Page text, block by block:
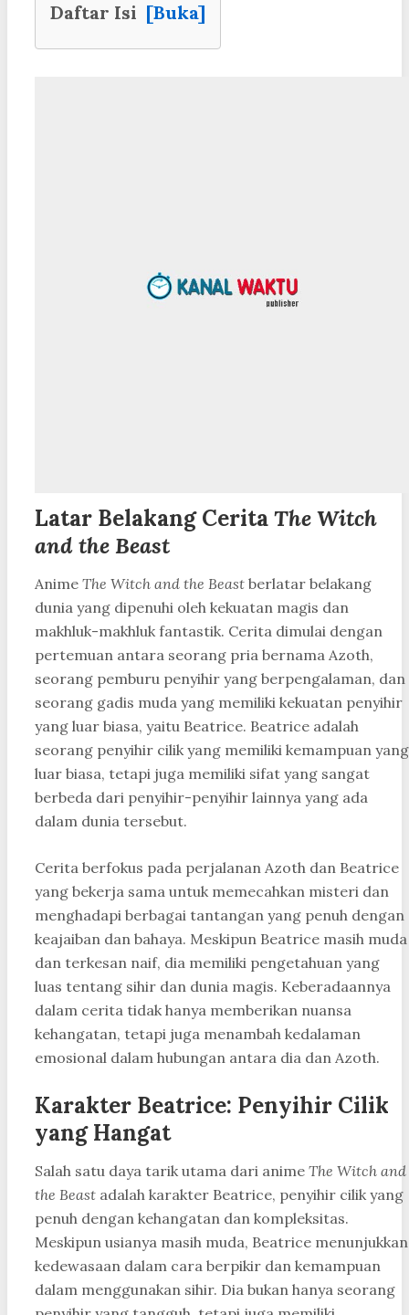
Daftar Isi [Buka]
Latar Belakang CeritaThe Witch
and the Beast
Anime The Witch and the Beast berlatar belakang
dunia yang dipenuhi oleh kekuatan magis dan
makhluk-makhluk fantastik. Cerita dimulai dengan
pertemuan antara seorang pria bernama Azoth,
seorang pemburu penyihir yang berpengalaman, dan
seorang gadis muda yang memiliki kekuatan penyihir
yang luar biasa, yaitu Beatrice. Beatrice adalah
seorang penyihir cilik yang memiliki kemampuan yang
luar biasa, tetapi juga memiliki sifat yang sangat
berbeda dari penyihir-penyihir lainnya yang ada
dalam dunia tersebut.
Cerita berfokus pada perjalanan Azoth dan Beatrice
yang bekerja sama untuk memecahkan misteri dan
menghadapi berbagai tantangan yang penuh dengan
keajaiban dan bahaya. Meskipun Beatrice masih muda
dan terkesan naif, dia memiliki pengetahuan yang
luas tentang sihir dan dunia magis. Keberadaannya
dalam cerita tidak hanya memberikan nuansa
kehangatan, tetapi juga menambah kedalaman
emosional dalam hubungan antara dia dan Azoth.
Karakter Beatrice: Penyihir Cilik
yang Hangat
Salah satu daya tarik utama dari anime The Witch and
the Beast adalah karakter Beatrice, penyihir cilik yang
penuh dengan kehangatan dan kompleksitas.
Meskipun usianya masih muda, Beatrice menunjukkan
kedewasaan dalam cara berpikir dan kemampuan
dalam menggunakan sihir. Dia bukan hanya seorang